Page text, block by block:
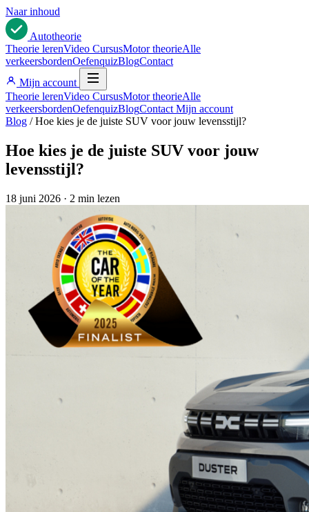
Naar inhoud
Autotheorie
Theorie lerenVideo CursusMotor theorieAlle
verkeersbordenOefenquizBlogContact
Mijn account
Theorie lerenVideo CursusMotor theorieAlle
verkeersbordenOefenquizBlogContact Mijn account
Blog / Hoe kies je de juiste SUV voor jouw levensstijl?
Hoe kies je de juiste SUV voor jouw
levensstijl?
18 juni 2026 · 2 min lezen